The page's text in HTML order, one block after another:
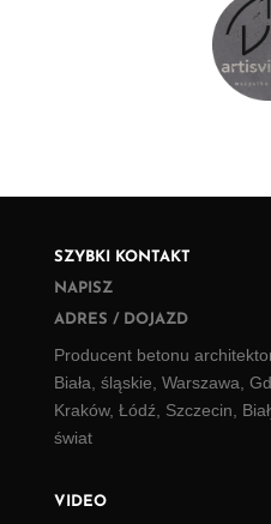
SZYBKI KONTAKT
NAPISZ
ADRES / DOJAZD
Producent betonu
Biała, śląskie, Warszawa,
Kraków, Łódź, Szczecin,
świat
VIDEO